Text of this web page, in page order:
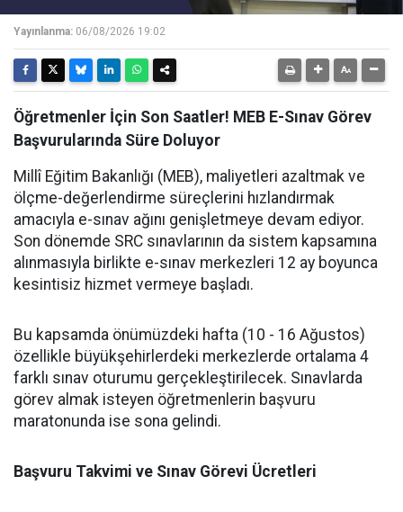
Yayınlanma: 06/08/2026 19:02
Öğretmenler İçin Son Saatler! MEB E-Sınav Görev
Başvurularında Süre Doluyor
Millî Eğitim Bakanlığı (MEB), maliyetleri azaltmak ve
ölçme-değerlendirme süreçlerini hızlandırmak
amacıyla e-sınav ağını genişletmeye devam ediyor.
Son dönemde SRC sınavlarının da sistem kapsamına
alınmasıyla birlikte e-sınav merkezleri 12 ay boyunca
kesintisiz hizmet vermeye başladı.
Bu kapsamda önümüzdeki hafta (10 - 16 Ağustos)
özellikle büyükşehirlerdeki merkezlerde ortalama 4
farklı sınav oturumu gerçekleştirilecek. Sınavlarda
görev almak isteyen öğretmenlerin başvuru
maratonunda ise sona gelindi.
Başvuru Takvimi ve Sınav Görevi Ücretleri